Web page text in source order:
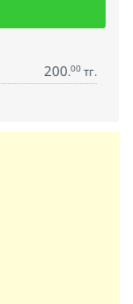
200.00 тг.